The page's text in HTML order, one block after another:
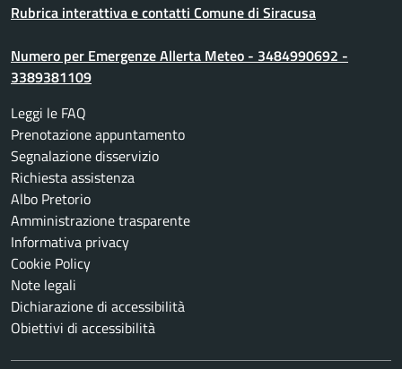
Rubrica interattiva e contatti Comune di Siracusa
Numero per Emergenze Allerta Meteo - 3484990692 -
3389381109
Leggi le FAQ
Prenotazione appuntamento
Segnalazione disservizio
Richiesta assistenza
Albo Pretorio
Amministrazione trasparente
Informativa privacy
Cookie Policy
Note legali
Dichiarazione di accessibilità
Obiettivi di accessibilità